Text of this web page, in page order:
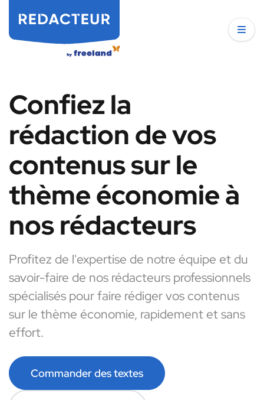
Confiez la
rédaction de vos
contenus sur le
thème économie à
nos rédacteurs
Profitez de l'expertise de notre équipe et du
savoir-faire de nos rédacteurs professionnels
spécialisés pour faire rédiger vos contenus
sur le thème économie, rapidement et sans
effort.
Commander des textes